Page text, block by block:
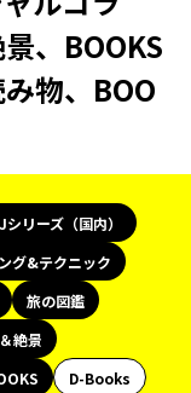
、BOOKS
物、BOO
リーズ（国内）
グ&テクニック
旅の図鑑
絶景
D-Books